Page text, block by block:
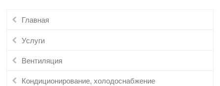
Главная
Услуги
Вентиляция
Кондиционирование, холодоснабжение